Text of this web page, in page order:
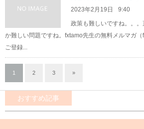
2023年2月19日
9:40
政策も難しいですね。。
か難しい問題ですね。fxtamo先生の無料メルマガ
ご登録...
1 2 3 »
おすすめ記事